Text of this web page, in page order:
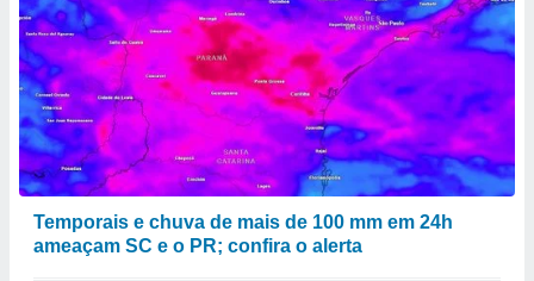
Temporais e chuva de mais de 100 mm em 24h
ameaçam SC e o PR; confira o alerta